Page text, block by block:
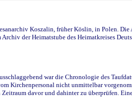
Koszalin, früher Köslin, in Polen.
der Heimatstube des Heimatkreises
war die Chronologie des
Kirchenpersonal nicht unmittelbar
davor und dahinter zu überprüfen.